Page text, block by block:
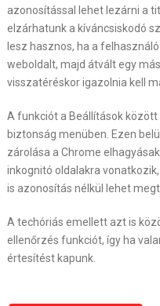
azonosítással lehet lezárni a
elzárhatunk a kíváncsiskodó
lesz hasznos, ha a
weboldalt, majd átvált egy
visszatéréskor igazolnia kell
A funkciót a Beállítások
biztonság menüben. Ezen
zárolása a Chrome
inkognitó oldalakra
is azonosítás nélkül lehet
A techóriás emellett azt is
ellenőrzés funkciót, így ha
értesítést kapunk.